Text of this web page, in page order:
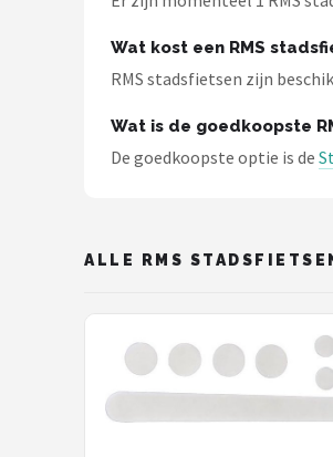
New Looxs
Schwalbe
Shimano
Alle merken →
Wat kost een RMS
RMS stadsfietsen zijn
Wat is de goedkoopste
De goedkoopste optie is de
ALLE RMS